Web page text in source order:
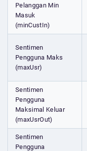
Pelanggan Min
Masuk
(minCustIn)
Sentimen
Pengguna Maks
(maxUsr)
Sentimen
Pengguna
Maksimal Keluar
(maxUsrOut)
Sentimen
Pengguna